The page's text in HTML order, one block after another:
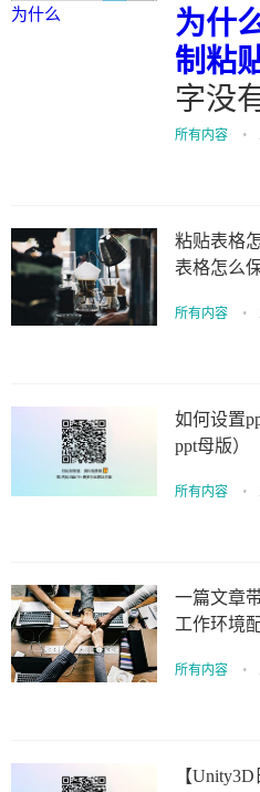
为什么 为什
制粘
字没
所有内容 •
粘贴表格
表格怎么
所有内容 •
如何设置
ppt母版）
所有内容 •
一篇文章
工作环境
所有内容 •
【